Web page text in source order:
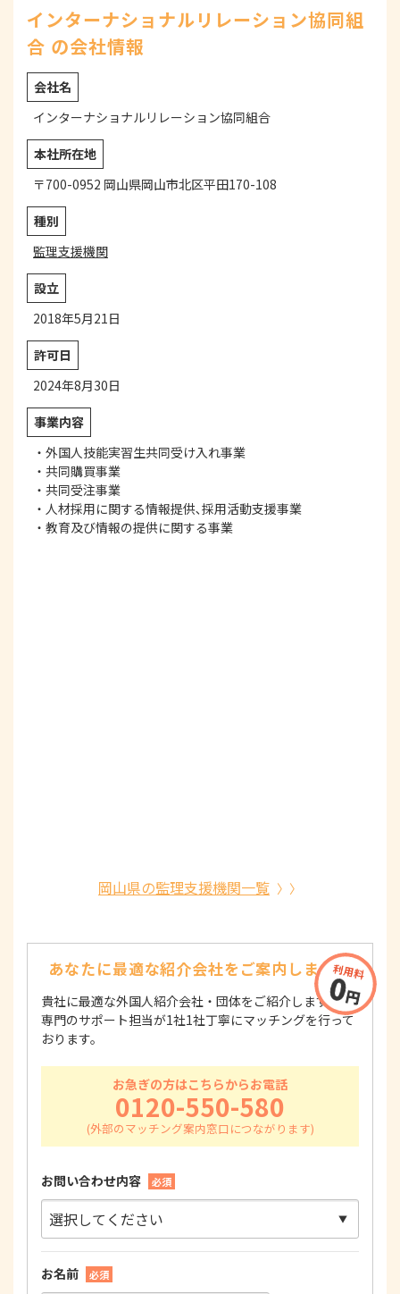
インターナショナルリレーション協同組
合 の会社情報
会社名
インターナショナルリレーション協同組合
本社所在地
〒700-0952 岡山県岡山市北区平田170-108
種別
監理支援機関
設立
2018年5月21日
許可日
2024年8月30日
事業内容
・外国人技能実習生共同受け入れ事業
・共同購買事業
・共同受注事業
・人材採用に関する情報提供､採用活動支援事業
・教育及び情報の提供に関する事業
岡山県の監理支援機関一覧
あなたに最適な紹介会社をご案内します！
貴社に最適な外国人紹介会社・団体をご紹介します！
専門のサポート担当が1社1社丁寧にマッチングを行って
おります。
お急ぎの方はこちらからお電話
0120-550-580
お問い合わせ内容 必須
お名前 必須